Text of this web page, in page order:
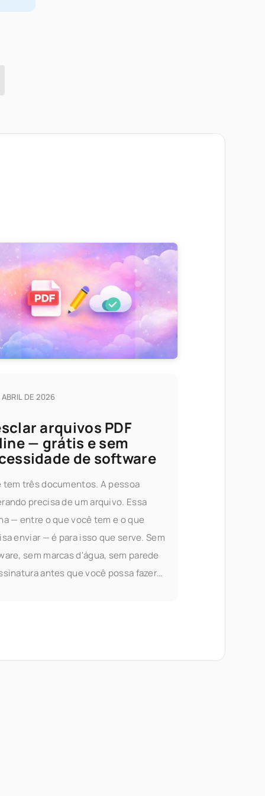
ABRIL DE 2026
arquivos PDF
— grátis e sem
de software
tem três documentos. A pessoa
precisa de um arquivo. Essa
— entre o que você tem e o que
enviar — é para isso que serve. Sem
sem marcas d'água, sem parede
antes que você possa fazer